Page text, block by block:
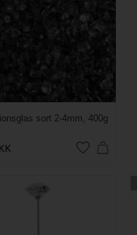
sort 2-4mm, 400g